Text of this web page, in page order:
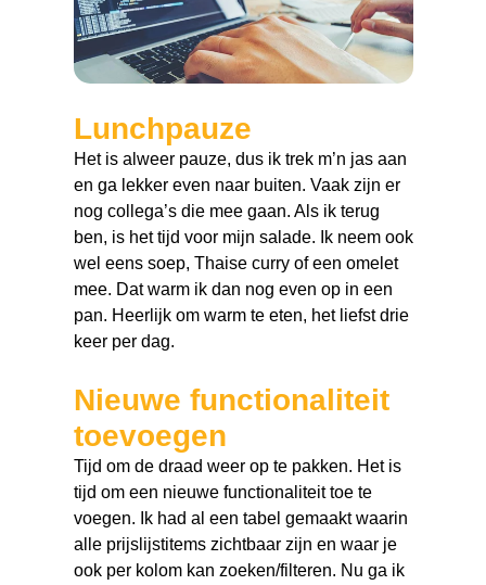
Lunchpauze
Het is alweer pauze, dus ik trek m’n jas aan
en ga lekker even naar buiten. Vaak zijn er
nog collega’s die mee gaan. Als ik terug
ben, is het tijd voor mijn salade. Ik neem ook
wel eens soep, Thaise curry of een omelet
mee. Dat warm ik dan nog even op in een
pan. Heerlijk om warm te eten, het liefst drie
keer per dag.
Nieuwe functionaliteit
toevoegen
Tijd om de draad weer op te pakken. Het is
tijd om een nieuwe functionaliteit toe te
voegen. Ik had al een tabel gemaakt waarin
alle prijslijstitems zichtbaar zijn en waar je
ook per kolom kan zoeken/filteren. Nu ga ik